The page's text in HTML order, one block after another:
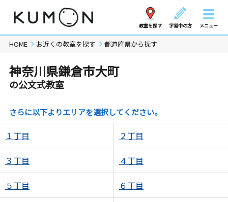
教室を探す 学習中の方 メニュー
HOME お近くの教室を探す 都道府県から探す
神奈川県鎌倉市大町
の公文式教室
さらに以下よりエリアを選択してください。
１丁目 ２丁目
３丁目 ４丁目
５丁目 ６丁目